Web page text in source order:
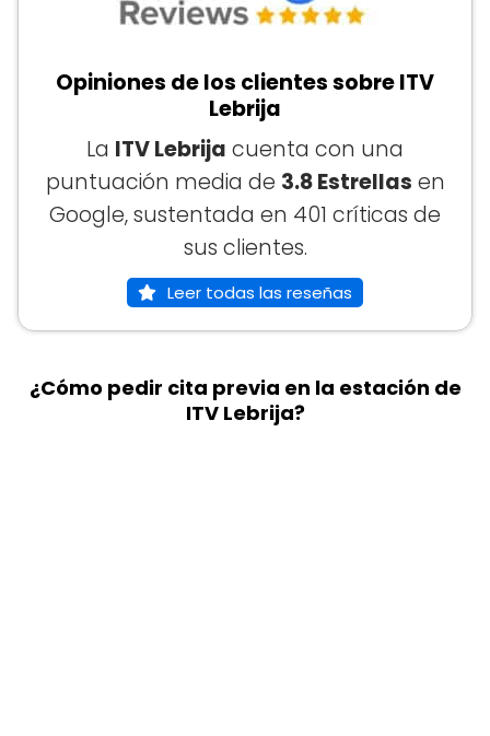
Opiniones de los clientes sobre ITV
Lebrija
La ITV Lebrija cuenta con una
puntuación media de 3.8 Estrellas en
Google, sustentada en 401 críticas de
sus clientes.
Leer todas las reseñas
¿Cómo pedir cita previa en la estación de
ITV Lebrija?